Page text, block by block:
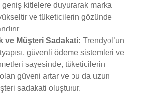
geniş kitlelere duyurarak marka
ve tüketicilerin gözünde
ve Müşteri Sadakati: Trendyol’un
güvenli ödeme sistemleri ve
sayesinde, tüketicilerin
güveni artar ve bu da uzun
sadakati oluşturur.